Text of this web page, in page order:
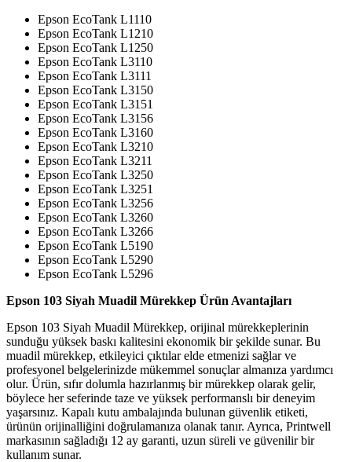
Epson EcoTank L1110
Epson EcoTank L1210
Epson EcoTank L1250
Epson EcoTank L3110
Epson EcoTank L3111
Epson EcoTank L3150
Epson EcoTank L3151
Epson EcoTank L3156
Epson EcoTank L3160
Epson EcoTank L3210
Epson EcoTank L3211
Epson EcoTank L3250
Epson EcoTank L3251
Epson EcoTank L3256
Epson EcoTank L3260
Epson EcoTank L3266
Epson EcoTank L5190
Epson EcoTank L5290
Epson EcoTank L5296
Epson 103 Siyah Muadil Mürekkep Ürün Avantajları
Epson 103 Siyah Muadil Mürekkep, orijinal mürekkeplerinin
sunduğu yüksek baskı kalitesini ekonomik bir şekilde sunar. Bu
muadil mürekkep, etkileyici çıktılar elde etmenizi sağlar ve
profesyonel belgelerinizde mükemmel sonuçlar almanıza yardımcı
olur. Ürün, sıfır dolumla hazırlanmış bir mürekkep olarak gelir,
böylece her seferinde taze ve yüksek performanslı bir deneyim
yaşarsınız. Kapalı kutu ambalajında bulunan güvenlik etiketi,
ürünün orijinalliğini doğrulamanıza olanak tanır. Ayrıca, Printwell
markasının sağladığı 12 ay garanti, uzun süreli ve güvenilir bir
kullanım sunar.